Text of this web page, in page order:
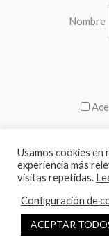
Nombre
© 2026
Usamos cookies en
experiencia más
visitas repetidas.
Configuración de
ACEPTAR